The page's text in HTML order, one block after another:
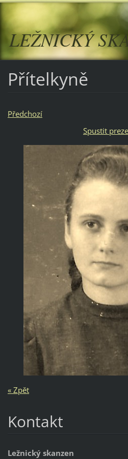
LEŽNICKÝ
Přítelkyně
Předchozí
Spustit
« Zpět
Kontakt
Ležnický skanzen